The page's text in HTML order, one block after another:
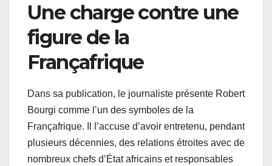
Une charge contre une
figure de la
Françafrique
Dans sa publication, le journaliste présente Robert
Bourgi comme l’un des symboles de la
Françafrique. Il l’accuse d’avoir entretenu, pendant
plusieurs décennies, des relations étroites avec de
nombreux chefs d’État africains et responsables